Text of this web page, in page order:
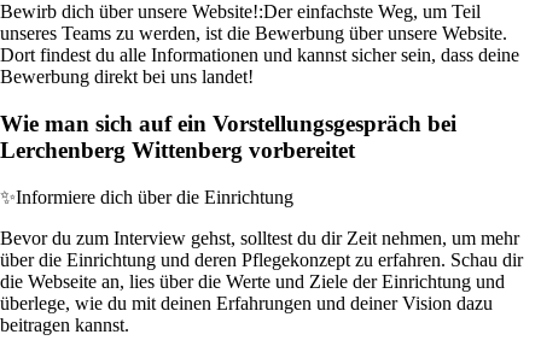
Bewirb dich über unsere Website!:Der einfachste Weg, um Teil
unseres Teams zu werden, ist die Bewerbung über unsere Website.
Dort findest du alle Informationen und kannst sicher sein, dass deine
Bewerbung direkt bei uns landet!
Wie man sich auf ein Vorstellungsgespräch bei
Lerchenberg Wittenberg vorbereitet
✨Informiere dich über die Einrichtung
Bevor du zum Interview gehst, solltest du dir Zeit nehmen, um mehr
über die Einrichtung und deren Pflegekonzept zu erfahren. Schau dir
die Webseite an, lies über die Werte und Ziele der Einrichtung und
überlege, wie du mit deinen Erfahrungen und deiner Vision dazu
beitragen kannst.